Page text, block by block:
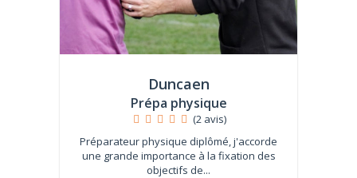
Duncaen
Prépa physique
(2 avis)
Préparateur physique diplômé, j'accorde
une grande importance à la fixation des
objectifs de...